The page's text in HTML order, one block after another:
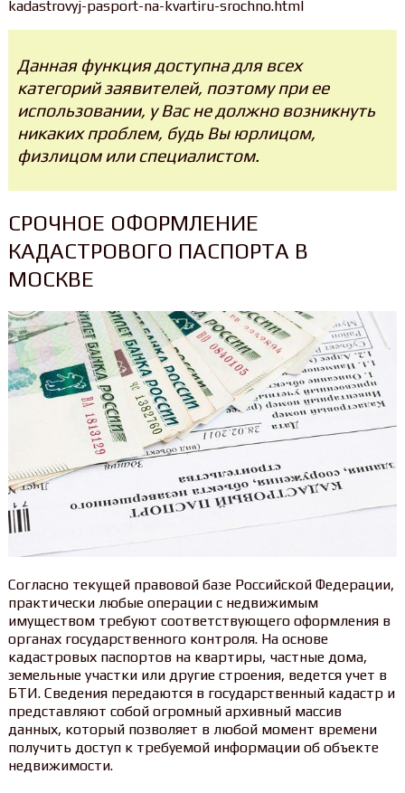
kadastrovyj-pasport-na-kvartiru-srochno.html
Данная функция доступна для всех
категорий заявителей, поэтому при ее
использовании, у Вас не должно возникнуть
никаких проблем, будь Вы юрлицом,
физлицом или специалистом.
СРОЧНОЕ ОФОРМЛЕНИЕ
КАДАСТРОВОГО ПАСПОРТА В
МОСКВЕ
Согласно текущей правовой базе Российской Федерации,
практически любые операции с недвижимым
имуществом требуют соответствующего оформления в
органах государственного контроля. На основе
кадастровых паспортов на квартиры, частные дома,
земельные участки или другие строения, ведется учет в
БТИ. Сведения передаются в государственный кадастр и
представляют собой огромный архивный массив
данных, который позволяет в любой момент времени
получить доступ к требуемой информации об объекте
недвижимости.